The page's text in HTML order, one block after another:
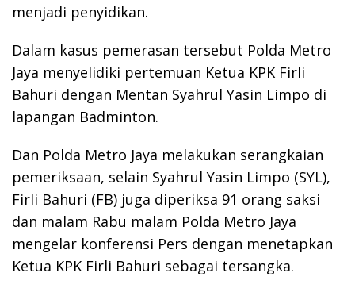
menjadi penyidikan.
Dalam kasus pemerasan tersebut Polda Metro
Jaya menyelidiki pertemuan Ketua KPK Firli
Bahuri dengan Mentan Syahrul Yasin Limpo di
lapangan Badminton.
Dan Polda Metro Jaya melakukan serangkaian
pemeriksaan, selain Syahrul Yasin Limpo (SYL),
Firli Bahuri (FB) juga diperiksa 91 orang saksi
dan malam Rabu malam Polda Metro Jaya
mengelar konferensi Pers dengan menetapkan
Ketua KPK Firli Bahuri sebagai tersangka.